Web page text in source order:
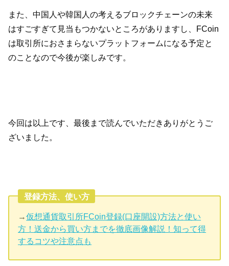
また、中国人や韓国人の考えるブロックチェーンの未来
はすごすぎて見当もつかないところがありますし、FCoin
は取引所におさまらないプラットフォームになる予定と
のことなので今後が楽しみです。
今回は以上です、最後まで読んでいただきありがとうご
ざいました。
登録方法、使い方
→仮想通貨取引所FCoin登録(口座開設)方法と使い
方！送金から買い方までを徹底画像解説！知って得
するコツや注意点も